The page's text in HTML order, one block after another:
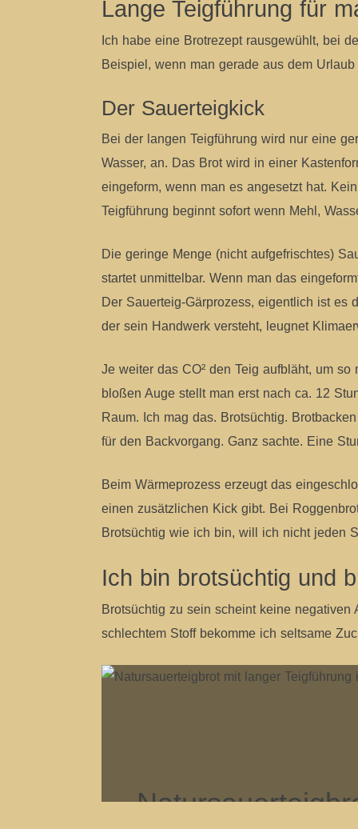
Lange Teigführung für
Ich habe eine Brotrezept rausgewühlt, bei
Beispiel, wenn man gerade aus dem
Der Sauerteigkick
Bei der langen Teigführung wird nur eine
Wasser, an. Das Brot wird in einer
eingeform, wenn man es angesetzt hat.
Teigführung beginnt sofort wenn Mehl,
Die geringe Menge (nicht aufgefrischtes)
startet unmittelbar. Wenn man das
Der Sauerteig-Gärprozess, eigentlich ist es
der sein Handwerk versteht, leugnet
Je weiter das CO² den Teig aufbläht, um
bloßen Auge stellt man erst nach ca. 12
Raum. Ich mag das. Brotsüchtig.
für den Backvorgang. Ganz sachte. Eine
Beim Wärmeprozess erzeugt das
einen zusätzlichen Kick gibt. Bei
Brotsüchtig wie ich bin, will ich nicht jeden
Ich bin brotsüchtig und
Brotsüchtig zu sein scheint keine
schlechtem Stoff bekomme ich seltsame